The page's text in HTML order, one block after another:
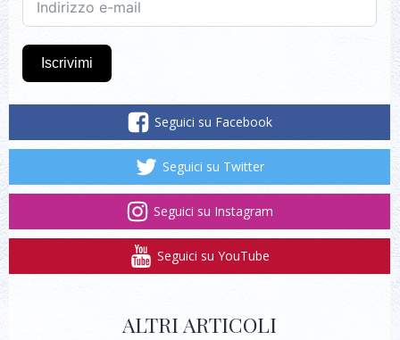
Iscrivimi
Seguici su Facebook
Seguici su Twitter
Seguici su Instagram
Seguici su YouTube
ALTRI ARTICOLI